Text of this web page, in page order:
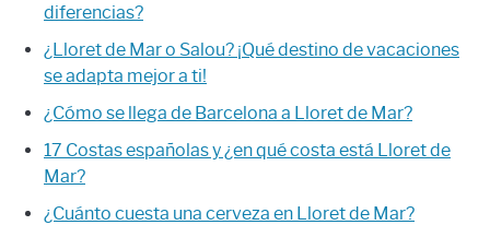
diferencias?
¿Lloret de Mar o Salou? ¡Qué destino de vacaciones
se adapta mejor a ti!
¿Cómo se llega de Barcelona a Lloret de Mar?
17 Costas españolas y ¿en qué costa está Lloret de
Mar?
¿Cuánto cuesta una cerveza en Lloret de Mar?